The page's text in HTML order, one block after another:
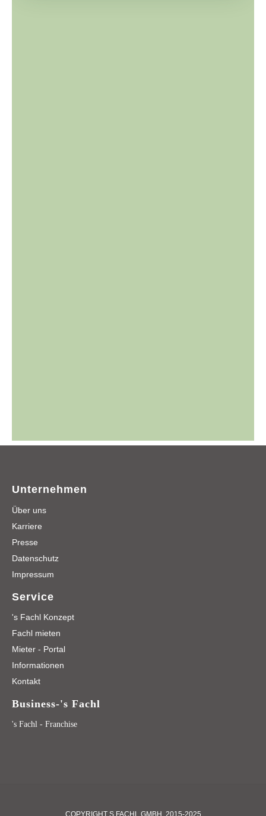
Unternehmen
Über uns
Karriere
Presse
Datenschutz
Impressum
Service
's Fachl Konzept
Fachl mieten
Mieter - Portal
Informationen
Kontakt
Business-'s Fachl
's Fachl - Franchise
COPYRIGHT S FACHL GMBH, 2015-2025